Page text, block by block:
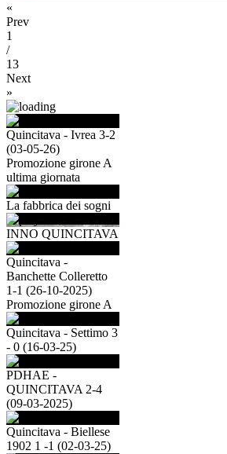
«
Prev
1
/
13
Next
»
Quincitava - Ivrea 3-2
(03-05-26)
Promozione girone A
ultima giornata
La fabbrica dei sogni
INNO QUINCITAVA
Quincitava -
Banchette Colleretto
1-1 (26-10-2025)
Promozione girone A
Quincitava - Settimo 3
- 0 (16-03-25)
PDHAE -
QUINCITAVA 2-4
(09-03-2025)
Quincitava - Biellese
1902 1 -1 (02-03-25)